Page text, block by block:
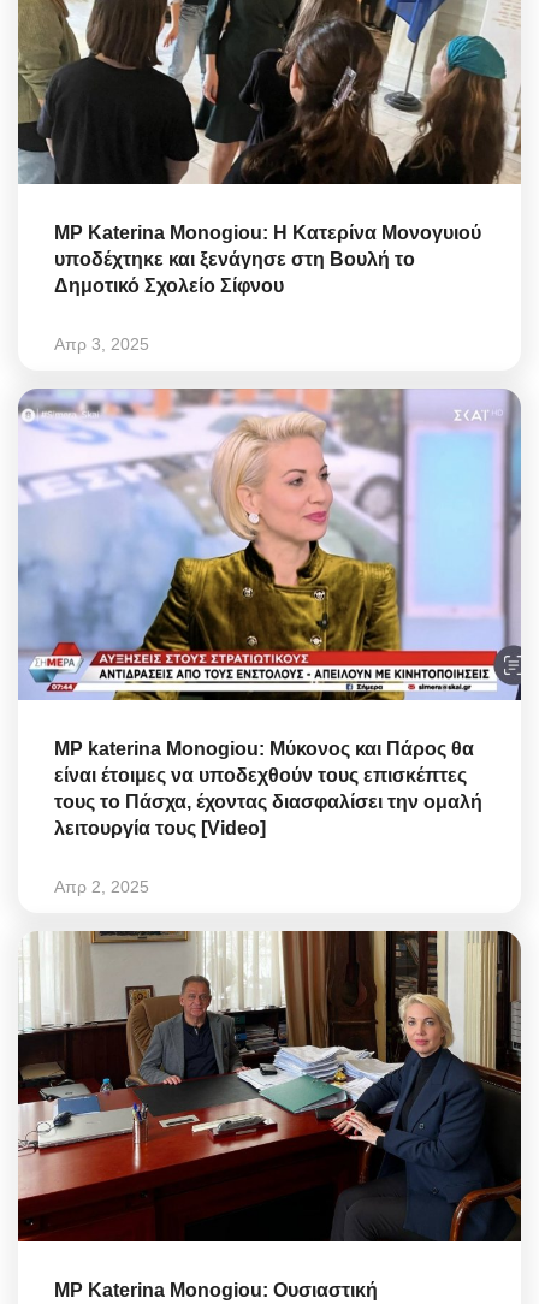
MP Katerina Monogiou: Η Κατερίνα Μονογυιού
υποδέχτηκε και ξενάγησε στη Βουλή το
Δημοτικό Σχολείο Σίφνου
Απρ 3, 2025
MP katerina Monogiou: Μύκονος και Πάρος θα
είναι έτοιμες να υποδεχθούν τους επισκέπτες
τους το Πάσχα, έχοντας διασφαλίσει την ομαλή
λειτουργία τους [Video]
Απρ 2, 2025
MP Katerina Monogiou: Ουσιαστική